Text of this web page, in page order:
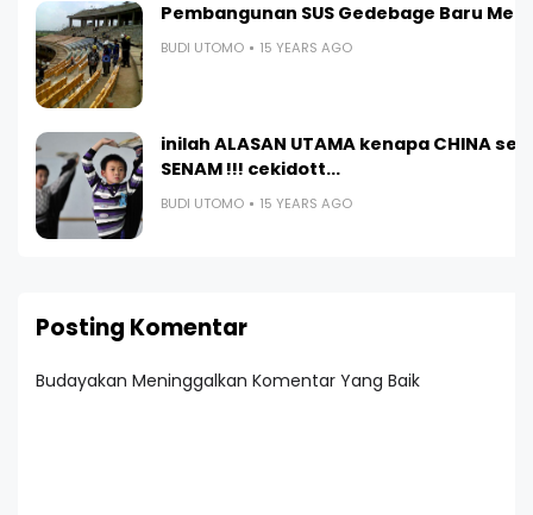
Pembangunan SUS Gedebage Baru
BUDI UTOMO 15 YEARS AGO
inilah ALASAN UTAMA kenapa CHINA
SENAM !!! cekidott...
BUDI UTOMO 15 YEARS AGO
Posting Komentar
Budayakan Meninggalkan Komentar Yang Baik